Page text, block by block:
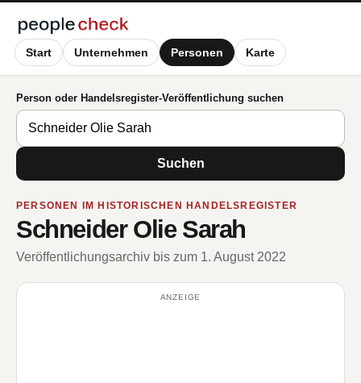
Start Unternehmen Personen Karte
Person oder Handelsregister-Veröffentlichung suchen
Suchen
PERSONEN IM HISTORISCHEN HANDELSREGISTER
Schneider Olie Sarah
Veröffentlichungsarchiv bis zum 1. August 2022
ANZEIGE